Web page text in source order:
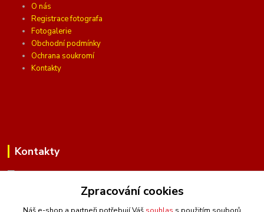
O nás
Registrace fotografa
Fotogalerie
Obchodní podmínky
Ochrana soukromí
Kontakty
Kontakty
(Po-Pá, 10 - 16 hod.)
Zpracování cookies